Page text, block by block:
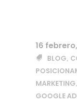
16
BLOG,
MARKETING,
GOOGLE